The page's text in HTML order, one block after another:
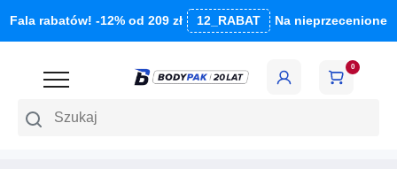
Fala rabatów! -12% od 209 zł 12_RABAT Na nieprzecenione
Szukaj
0